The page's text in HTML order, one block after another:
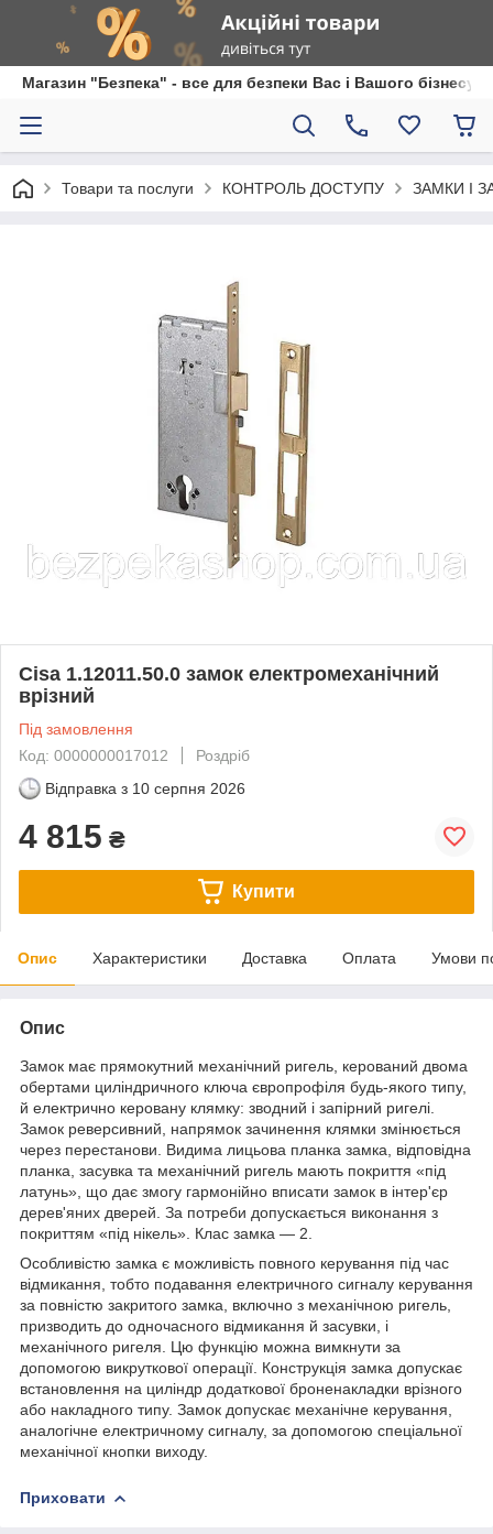
Магазин "Безпека" - все для безпеки Вас і Вашого бізнесу
Товари та послуги КОНТРОЛЬ ДОСТУПУ ЗАМКИ І
Cisa 1.12011.50.0 замок електромеханічний
врізний
Під замовлення
Код: 0000000017012
Роздріб
Відправка з 10 серпня 2026
4 815 ₴
Купити
Опис Характеристики Доставка Оплата Умови
Опис
Замок має прямокутний механічний ригель, керований двома
обертами циліндричного ключа європрофіля будь-якого типу,
й електрично керовану клямку: зводний і запірний ригелі.
Замок реверсивний, напрямок зачинення клямки змінюється
через перестанови. Видима лицьова планка замка, відповідна
планка, засувка та механічний ригель мають покриття «під
латунь», що дає змогу гармонійно вписати замок в інтер'єр
дерев'яних дверей. За потреби допускається виконання з
покриттям «під нікель». Клас замка — 2.
Особливістю замка є можливість повного керування під час
відмикання, тобто подавання електричного сигналу керування
за повністю закритого замка, включно з механічною ригель,
призводить до одночасного відмикання й засувки, і
механічного ригеля. Цю функцію можна вимкнути за
допомогою викруткової операції. Конструкція замка допускає
встановлення на циліндр додаткової броненакладки врізного
або накладного типу. Замок допускає механічне керування,
аналогічне електричному сигналу, за допомогою спеціальної
механічної кнопки виходу.
Приховати